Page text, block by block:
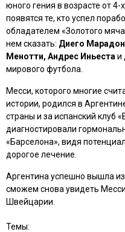
юного гения в возрасте от
появятся те, кто успел
обладателем «Золотого
нем сказать: Диего
Менотти, Андрес Иньеста и
мирового футбола.
Месси, которого многие
истории, родился в
страны и за испанский клуб
диагностировали
«Барселона», видя
дорогое лечение.
Аргентина успешно вышла
сможем снова увидеть
Швейцарии.
Темы: